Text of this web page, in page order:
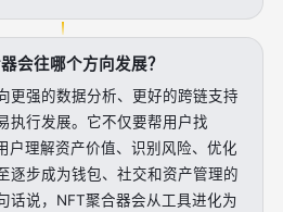
会往哪个方向发展？
更强的数据分析、更好的跨链支持
执行发展。它不仅要帮用户找
户理解资产价值、识别风险、优化
逐步成为钱包、社交和资产管理的
话说，NFT聚合器会从工具进化为